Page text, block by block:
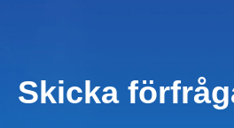
Skicka